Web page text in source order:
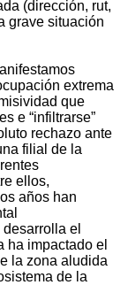
(dirección, rut,
grave situación
extrema
que
e “infiltrarse”
rechazo ante
filial de la
ellos,
años han
el
ha impactado el
la zona aludida
de la